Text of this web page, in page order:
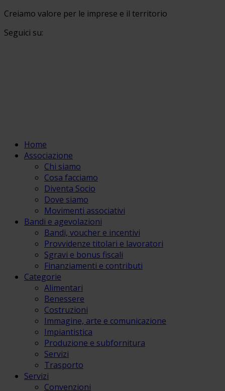
Creiamo valore per le imprese e il territorio
Seguici su:
Home
Associazione
Chi siamo
Cosa facciamo
Diventa Socio
Dove siamo
Movimenti associativi
Bandi e agevolazioni
Bandi, voucher e incentivi
Provvidenze titolari e lavoratori
Sgravi e bonus fiscali
Finanziamenti e contributi
Categorie
Alimentari
Benessere
Costruzioni
Immagine, arte e comunicazione
Impiantistica
Produzione e subfornitura
Servizi
Trasporto
Servizi
Convenzioni